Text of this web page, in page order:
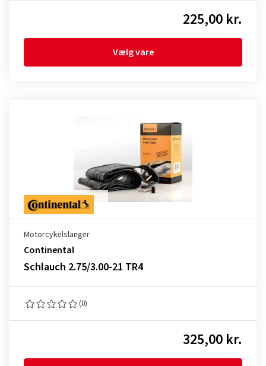
225,00 kr.
Vælg vare
Motorcykelslanger
Continental
Schlauch 2.75/3.00-21 TR4
(0)
325,00 kr.